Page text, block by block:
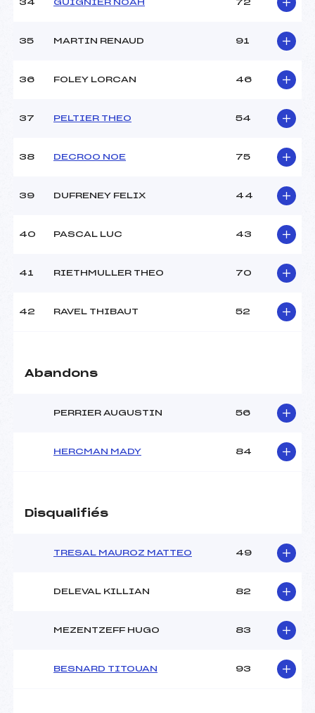
34 GUIGNIER NOAH 72
35 MARTIN RENAUD 91
36 FOLEY LORCAN 46
37 PELTIER THEO 54
38 DECROO NOE 75
39 DUFRENEY FELIX 44
40 PASCAL LUC 43
41 RIETHMULLER THEO 70
42 RAVEL THIBAUT 52
Abandons
PERRIER AUGUSTIN 56
HERCMAN MADY 84
Disqualifiés
TRESAL MAUROZ MATTEO 49
DELEVAL KILLIAN 82
MEZENTZEFF HUGO 83
BESNARD TITOUAN 93